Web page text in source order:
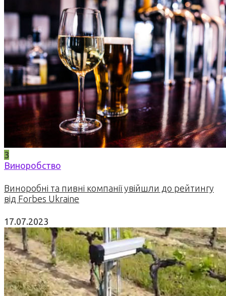
3
Виноробство
Виноробні та пивні компанії увійшли до рейтингу
від Forbes Ukraine
17.07.2023